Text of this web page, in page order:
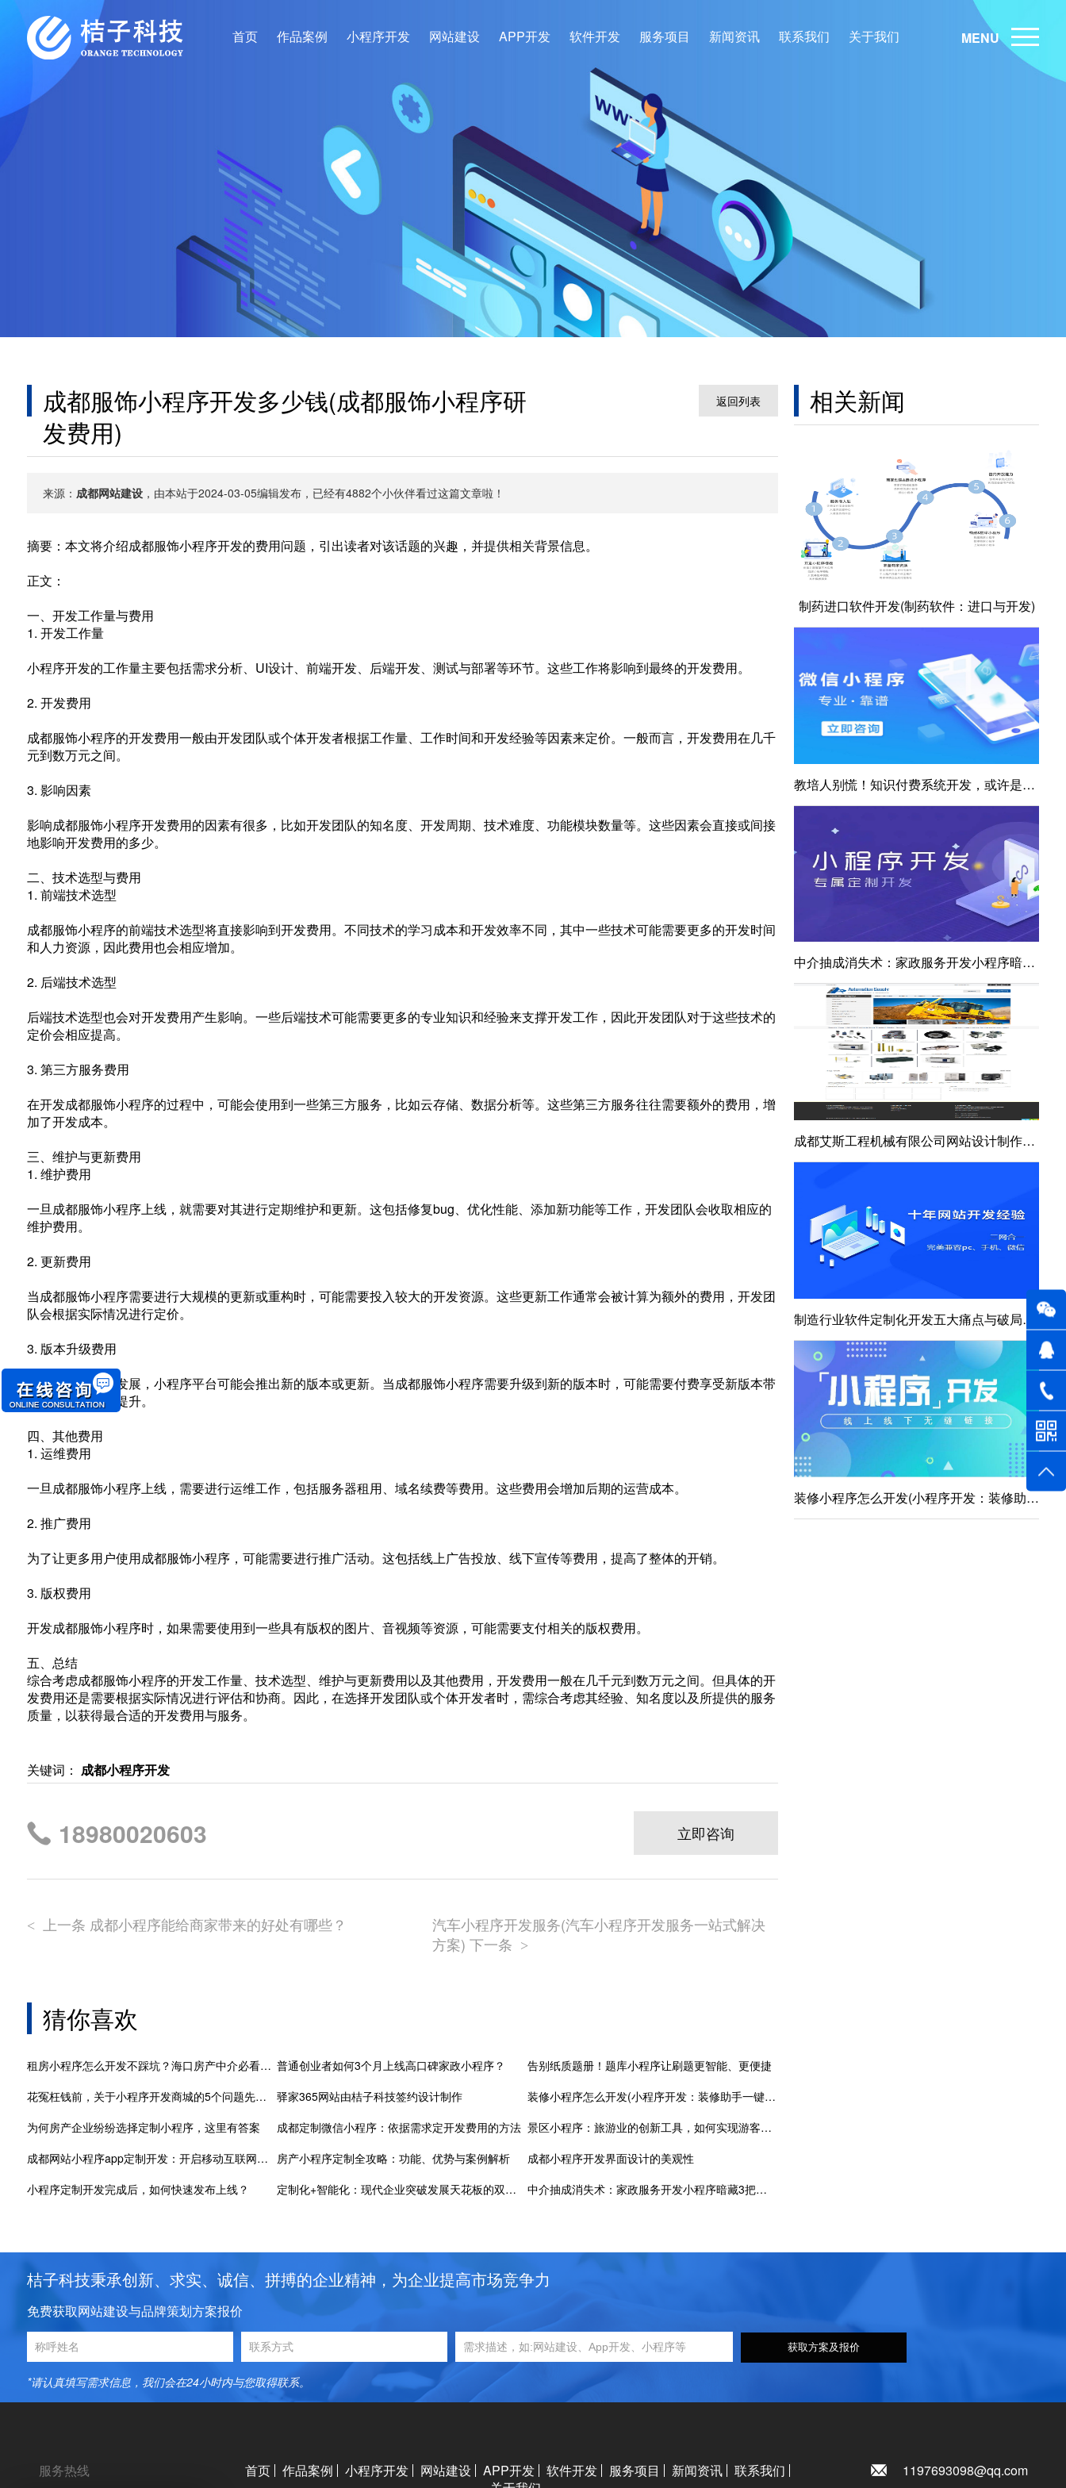
首页 作品案例 小程序开发 网站建设 APP开发 软件开发 服务项目 新闻资讯 联系我们 关于我们 MENU
成都服饰小程序开发多少钱(成都服饰小程序研
发费用)
返回列表
来源： 成都网站建设，由本站于2024-03-05编辑发布，已经有4882个小伙伴看过这篇文章啦！
摘要：本文将介绍成都服饰小程序开发的费用问题，引出读者对该话题的兴趣，并提供相关背景信息。
正文：
一、开发工作量与费用
1. 开发工作量
小程序开发的工作量主要包括需求分析、UI设计、前端开发、后端开发、测试与部署等环节。这些工作将影响到最终的开发费用。
2. 开发费用
成都服饰小程序的开发费用一般由开发团队或个体开发者根据工作量、工作时间和开发经验等因素来定价。一般而言，开发费用在几千
元到数万元之间。
3. 影响因素
影响成都服饰小程序开发费用的因素有很多，比如开发团队的知名度、开发周期、技术难度、功能模块数量等。这些因素会直接或间接
地影响开发费用的多少。
二、技术选型与费用
1. 前端技术选型
成都服饰小程序的前端技术选型将直接影响到开发费用。不同技术的学习成本和开发效率不同，其中一些技术可能需要更多的开发时间
和人力资源，因此费用也会相应增加。
2. 后端技术选型
后端技术选型也会对开发费用产生影响。一些后端技术可能需要更多的专业知识和经验来支撑开发工作，因此开发团队对于这些技术的
定价会相应提高。
3. 第三方服务费用
在开发成都服饰小程序的过程中，可能会使用到一些第三方服务，比如云存储、数据分析等。这些第三方服务往往需要额外的费用，增
加了开发成本。
三、维护与更新费用
1. 维护费用
一旦成都服饰小程序上线，就需要对其进行定期维护和更新。这包括修复bug、优化性能、添加新功能等工作，开发团队会收取相应的
维护费用。
2. 更新费用
当成都服饰小程序需要进行大规模的更新或重构时，可能需要投入较大的开发资源。这些更新工作通常会被计算为额外的费用，开发团
队会根据实际情况进行定价。
3. 版本升级费用
随着技术的不断发展，小程序平台可能会推出新的版本或更新。当成都服饰小程序需要升级到新的版本时，可能需要付费享受新版本带
来的功能和性能提升。
四、其他费用
1. 运维费用
一旦成都服饰小程序上线，需要进行运维工作，包括服务器租用、域名续费等费用。这些费用会增加后期的运营成本。
2. 推广费用
为了让更多用户使用成都服饰小程序，可能需要进行推广活动。这包括线上广告投放、线下宣传等费用，提高了整体的开销。
3. 版权费用
开发成都服饰小程序时，如果需要使用到一些具有版权的图片、音视频等资源，可能需要支付相关的版权费用。
五、总结
综合考虑成都服饰小程序的开发工作量、技术选型、维护与更新费用以及其他费用，开发费用一般在几千元到数万元之间。但具体的开
发费用还是需要根据实际情况进行评估和协商。因此，在选择开发团队或个体开发者时，需综合考虑其经验、知名度以及所提供的服务
质量，以获得最合适的开发费用与服务。
关键词： 成都小程序开发
18980020603 立即咨询
< 上一条 成都小程序能给商家带来的好处有哪些？
汽车小程序开发服务(汽车小程序开发服务一站式解决
方案) 下一条 >
猜你喜欢
租房小程序怎么开发不踩坑？海口房产中介必看攻略 普通创业者如何3个月上线高口碑家政小程序？
告别纸质题册！题库小程序让刷题更智能、更便捷
花冤枉钱前，关于小程序开发商城的5个问题先问问自己
驿家365网站由桔子科技签约设计制作
装修小程序怎么开发(小程序开发：装修助手一键搞定)
为何房产企业纷纷选择定制小程序，这里有答案
成都定制微信小程序：依据需求定开发费用的方法
景区小程序：旅游业的创新工具，如何实现游客与管理者双赢？
成都网站小程序app定制开发：开启移动互联网新纪元
房产小程序定制全攻略：功能、优势与案例解析
成都小程序开发界面设计的美观性
小程序定制开发完成后，如何快速发布上线？
定制化+智能化：现代企业突破发展天花板的双轮驱动 中介抽成消失术：家政服务开发小程序暗藏3把利润刀
相关新闻
制药进口软件开发(制药软件：进口与开发)
教培人别慌！知识付费系统开发，或许是你的救命稻草！
中介抽成消失术：家政服务开发小程序暗藏3把利润刀
成都艾斯工程机械有限公司网站设计制作桔子科技完成上线
制造行业软件定制化开发五大痛点与破局之道
装修小程序怎么开发(小程序开发：装修助手一键搞定)
桔子科技秉承创新、求实、诚信、拼搏的企业精神，为企业提高市场竞争力
免费获取网站建设与品牌策划方案报价
获取方案及报价
*请认真填写需求信息，我们会在24小时内与您取得联系。
服务热线 首页 作品案例 小程序开发 网站建设 APP开发 软件开发 服务项目 新闻资讯
联系我们
1197693098@qq.com